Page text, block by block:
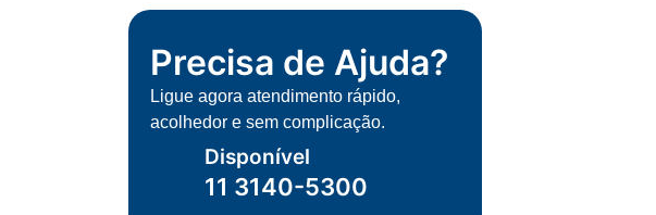
Precisa de Ajuda?
Ligue agora atendimento rápido,
acolhedor e sem complicação.
Disponível
11 3140-5300